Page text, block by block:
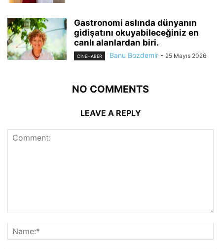
Gastronomi aslında dünyanın
gidişatını okuyabileceğiniz en
canlı alanlardan biri.
CINEHABER Banu Bozdemir - 25 Mayıs 2026
NO COMMENTS
LEAVE A REPLY